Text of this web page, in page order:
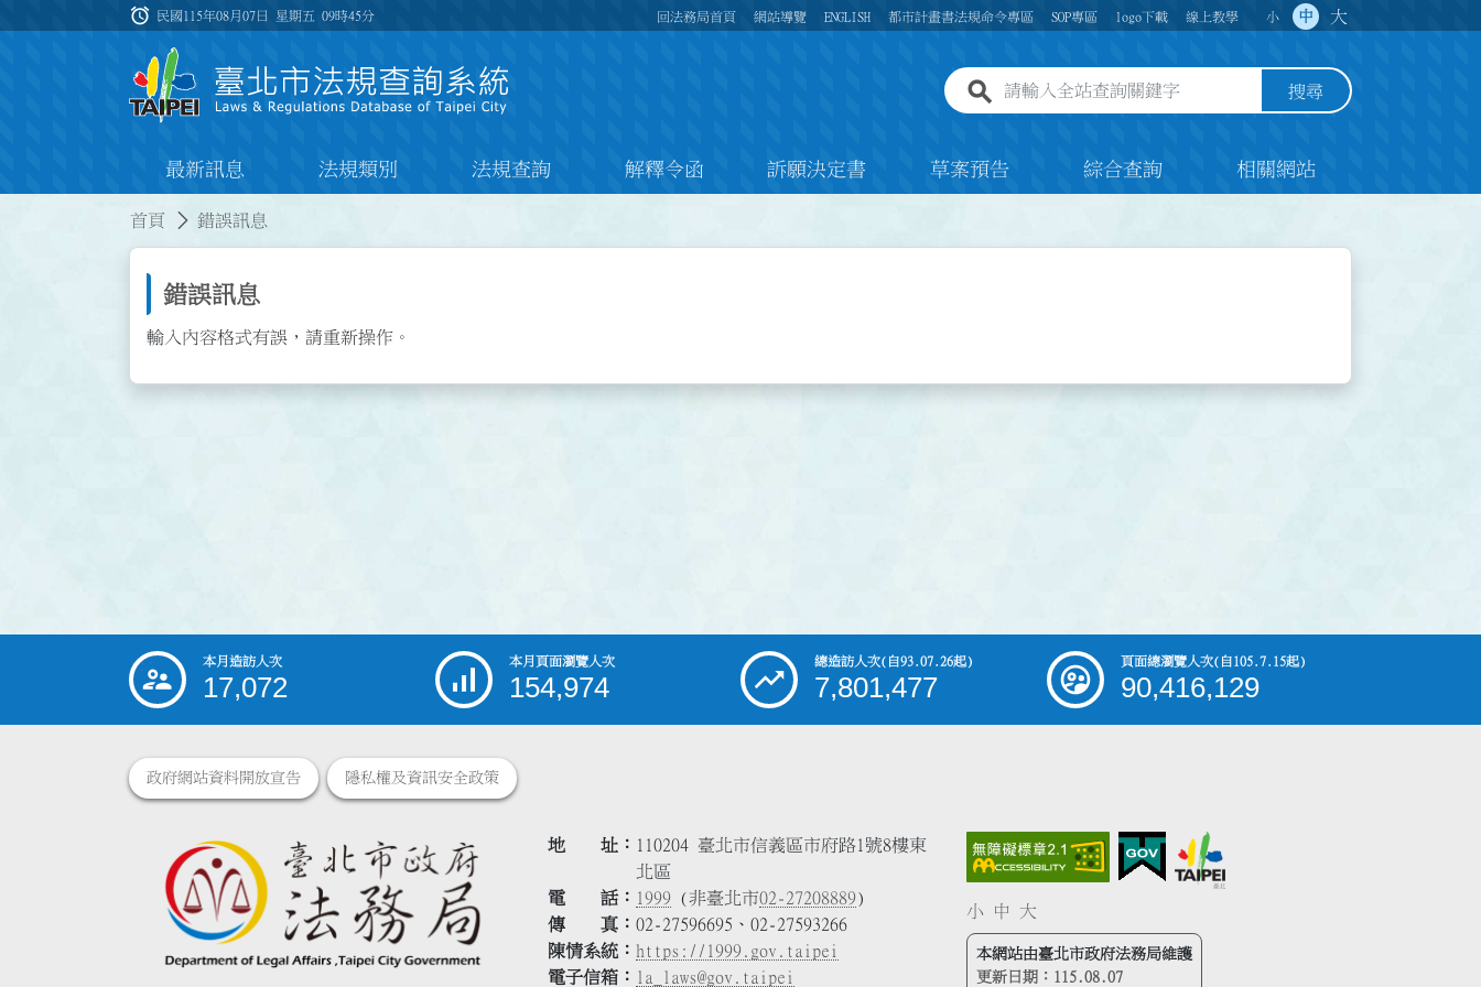
:::
alarm 民國115年08月07日 星期五09時45分 回法務局首頁 網站導覽 ENGLISH 都市計畫書法規命令專區 SOP專區 logo下載 線上教學 小 中 大
全站查詢關鍵字欄位 搜尋
最新訊息 法規類別 法規查詢 解釋令函 訴願決定書 草案預告 綜合查詢 相關網站
首頁 錯誤訊息
錯誤訊息
輸入內容格式有誤，請重新操作。
::: 本月造訪人次
17,072
本月頁面瀏覽人次
154,974
總造訪人次(自93.07.26起)
7,801,477
頁面總瀏覽人次(自105.7.15起)
90,416,129
政府網站資料開放宣告 隱私權及資訊安全政策
地 址
110204 臺北市信義區市府路1號8樓東
北區
電 話
1999 (非臺北市02-27208889)
傳 真
02-27596695、02-27593266
陳情系統
https://1999.gov.taipei
電子信箱
la_laws@gov.taipei
小 中 大
本網站由臺北市政府法務局維護
更新日期： 115.08.07